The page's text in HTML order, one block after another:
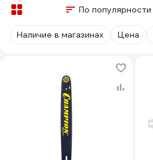
По популярности
Наличие в магазинах Цена